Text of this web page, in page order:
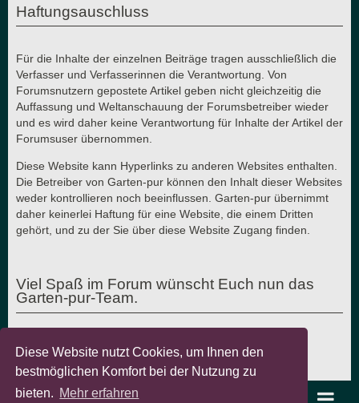
Diese Website nutzt Cookies, um Ihnen den
bestmöglichen Komfort bei der Nutzung zu
bieten. Mehr erfahren
Haftungsauschluss
Für die Inhalte der einzelnen Beiträge tragen ausschließlich die
Verfasser und Verfasserinnen die Verantwortung. Von
Forumsnutzern gepostete Artikel geben nicht gleichzeitig die
Auffassung und Weltanschauung der Forumsbetreiber wieder
und es wird daher keine Verantwortung für Inhalte der Artikel der
Forumsuser übernommen.
Diese Website kann Hyperlinks zu anderen Websites enthalten.
Die Betreiber von Garten-pur können den Inhalt dieser Websites
weder kontrollieren noch beeinflussen. Garten-pur übernimmt
daher keinerlei Haftung für eine Website, die einem Dritten
gehört, und zu der Sie über diese Website Zugang finden.
Viel Spaß im Forum wünscht Euch nun das
Garten-pur-Team.
Letzte Aktualisierung: 7.8.2018 - © Garten-pur GbR